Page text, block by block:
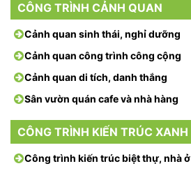
CÔNG TRÌNH CẢNH QUAN
Cảnh quan sinh thái, nghỉ dưỡng
Cảnh quan công trình công cộng
Cảnh quan di tích, danh thắng
Sân vườn quán cafe và nhà hàng
CÔNG TRÌNH KIẾN TRÚC XANH
Công trình kiến trúc biệt thự, nhà ở